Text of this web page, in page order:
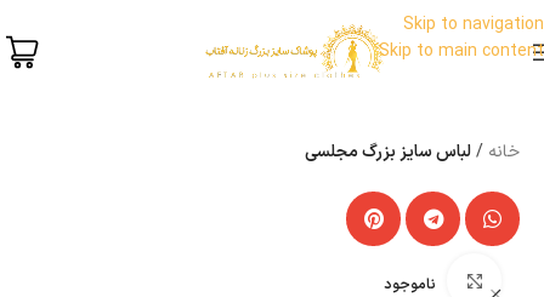
Skip to navigation
Skip to main content
خانه لباس سایز بزرگ مجلسی
ناموجود
بزرگنمایی تصویر